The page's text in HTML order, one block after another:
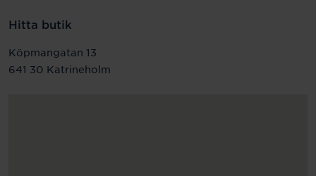
Hitta butik
Köpmangatan 13
641 30 Katrineholm